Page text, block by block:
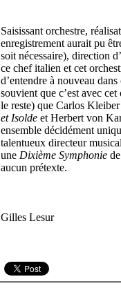
Saisissant orchestre,
enregistrement aurait pu
soit nécessaire), direction
ce chef italien et cet
d’entendre à nouveau
souvient que c’est avec
le reste) que Carlos
et Isolde et Herbert von
ensemble décidément
talentueux directeur
une Dixième Symphonie
aucun prétexte.
Gilles Lesur